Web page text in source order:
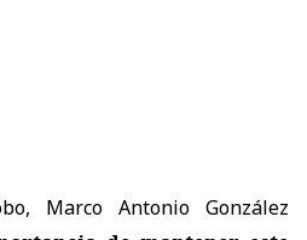
Marco Antonio González